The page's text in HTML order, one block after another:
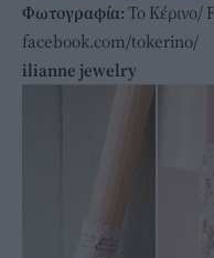
Φωτογραφία: Το Κέρινο/
facebook.com/tokerino/
ilianne jewelry